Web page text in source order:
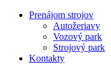
Prenájom strojov
Autožeriavy
Vozový park
Strojový park
Kontakty